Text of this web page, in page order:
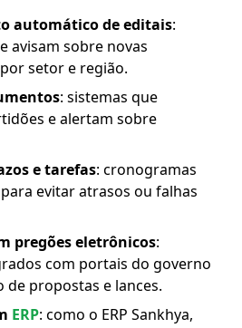
automático de editais:
avisam sobre novas
setor e região.
: sistemas que
e alertam sobre
e tarefas: cronogramas
evitar atrasos ou falhas
pregões eletrônicos:
com portais do governo
de propostas e lances.
ERP: como o ERP Sankhya,